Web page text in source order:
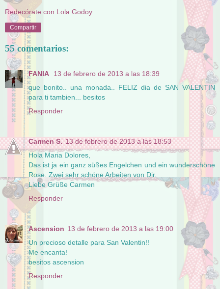
Redecórate con Lola Godoy
Compartir
55 comentarios:
FANIA
13 de febrero de 2013 a las 18:39
que bonito.. una monada.. FELIZ dia de SAN VALENTIN
para ti tambien... besitos
Responder
Carmen S. 13 de febrero de 2013 a las 18:53
Hola Maria Dolores,
Das ist ja ein ganz süßes Engelchen und ein wunderschöne
Rose. Zwei sehr schöne Arbeiten von Dir.
Liebe Grüße Carmen
Responder
Ascension 13 de febrero de 2013 a las 19:00
Un precioso detalle para San Valentin!!
Me encanta!
besitos ascension
Responder